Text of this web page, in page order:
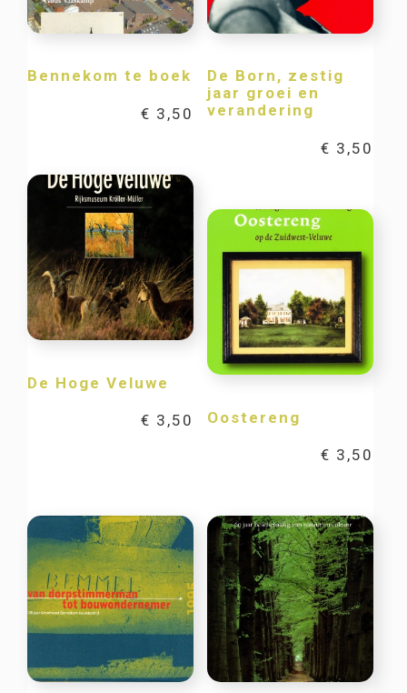
Bennekom te boek
€ 3,50
De Born, zestig
jaar groei en
verandering
€ 3,50
De Hoge Veluwe
€ 3,50 Oostereng
€ 3,50